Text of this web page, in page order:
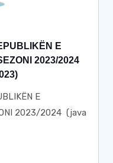
E
2023/2024
E
2023/2024 (java